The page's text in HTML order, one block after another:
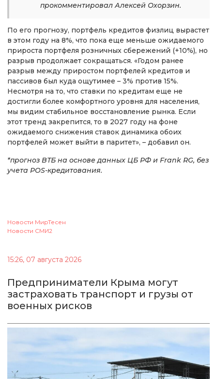
прокомментировал Алексей Охорзин.
По его прогнозу, портфель кредитов физлиц вырастет
в этом году на 8%, что пока еще меньше ожидаемого
прироста портфеля розничных сбережений (+10%), но
разрыв продолжает сокращаться. «Годом ранее
разрыв между приростом портфелей кредитов и
пассивов был куда ощутимее – 3% против 15%.
Несмотря на то, что ставки по кредитам еще не
достигли более комфортного уровня для населения,
мы видим стабильное восстановление рынка. Если
этот тренд закрепится, то в 2027 году на фоне
ожидаемого снижения ставок динамика обоих
портфелей может выйти в паритет», – добавил он.
*прогноз ВТБ на основе данных ЦБ РФ и Frank RG, без
учета POS-кредитования.
Новости МирТесен
Новости СМИ2
15:26, 07 августа 2026
Предприниматели Крыма могут
застраховать транспорт и грузы от
военных рисков